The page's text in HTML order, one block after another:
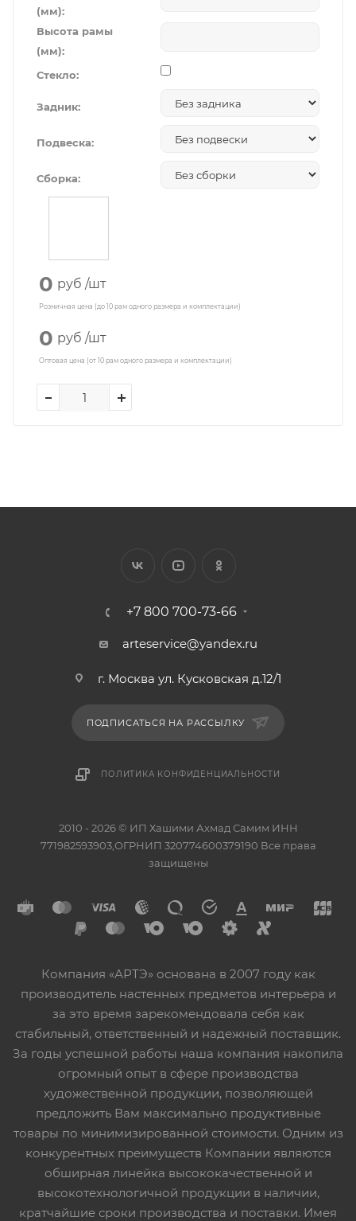
(мм):
Высота рамы
(мм):
Стекло:
Задник:
Подвеска:
Сборка:
0 руб /шт
Розничная цена (до 10 рам одного размера и комплектации)
0 руб /шт
Оптовая цена (от 10 рам одного размера и комплектации)
+7 800 700-73-66
arteservice@yandex.ru
г. Москва ул. Кусковская д.12/1
ПОДПИСАТЬСЯ НА РАССЫЛКУ
ПОЛИТИКА КОНФИДЕНЦИАЛЬНОСТИ
2010 - 2026 © ИП Хашими Ахмад Самим ИНН
771982593903,ОГРНИП 320774600379190 Все права
защищены
Компания «АРТЭ» основана в 2007 году как
производитель настенных предметов интерьера и
за это время зарекомендовала себя как
стабильный, ответственный и надежный поставщик.
За годы успешной работы наша компания накопила
огромный опыт в сфере производства
художественной продукции, позволяющей
предложить Вам максимально продуктивные
товары по минимизированной стоимости. Одним из
конкурентных преимуществ Компании являются
обширная линейка высококачественной и
высокотехнологичной продукции в наличии,
кратчайшие сроки производства и поставки. Имея